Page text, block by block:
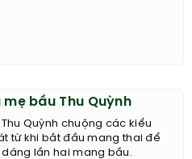
bầu Thu Quỳnh
Thu Quỳnh chuộng các kiểu
từ khi bắt đầu mang thai để
lần hai mang bầu.